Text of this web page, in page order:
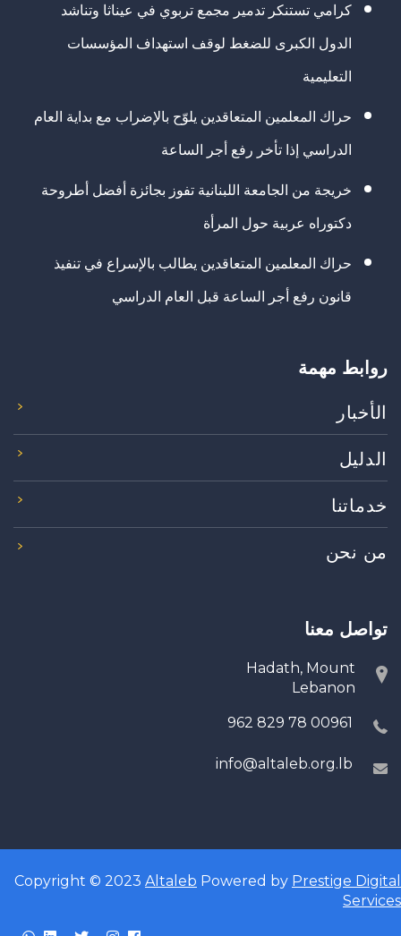
كرامي تستنكر تدمير مجمع تربوي في عيناثا وتناشد
الدول الكبرى للضغط لوقف استهداف المؤسسات
التعليمية
حراك المعلمين المتعاقدين يلوّح بالإضراب مع بداية العام
الدراسي إذا تأخر رفع أجر الساعة
خريجة من الجامعة اللبنانية تفوز بجائزة أفضل أطروحة
دكتوراه عربية حول المرأة
حراك المعلمين المتعاقدين يطالب بالإسراع في تنفيذ
قانون رفع أجر الساعة قبل العام الدراسي
روابط مهمة
الأخبار
الدليل
خدماتنا
من نحن
تواصل معنا
Hadath, Mount
Lebanon
00961 78 829 962
info@altaleb.org.lb
Copyright © 2023 Altaleb Powered by Prestige Digital
Services